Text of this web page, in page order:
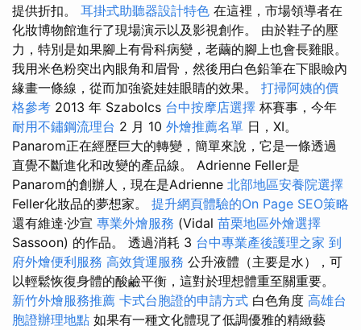
提供折扣。 耳掛式助聽器設計特色 在這裡，市場領導者在
化妝博物館進行了現場演示以及影視創作。 由於鞋子的壓
力，特別是如果腳上有骨科病變，老繭的腳上也會長雞眼。
我用米色粉突出內眼角和眉骨，然後用白色鉛筆在下眼瞼內
緣畫一條線，從而加強瓷娃娃眼睛的效果。 打掃阿姨的價
格參考 2013 年 Szabolcs 台中按摩店選擇 杯賽事，今年
耐用不鏽鋼流理台 2 月 10 外燴推薦名單 日，XI。
Panarom正在經歷巨大的轉變，簡單來說，它是一條透過
直覺不斷進化和改變的產品線。 Adrienne Feller是
Panarom的創辦人，現在是Adrienne 北部地區安養院選擇
Feller化妝品的夢想家。 提升網頁體驗的On Page SEO策略
還有維達·沙宣 專業外燴服務 (Vidal 苗栗地區外燴選擇
Sassoon) 的作品。 透過消耗 3 台中專業產後護理之家 到
府外燴便利服務 高效貨運服務 公升液體（主要是水），可
以輕鬆恢復身體的酸鹼平衡，這對於理想體重至關重要。
新竹外燴服務推薦 卡式台胞證的申請方式 白色角度 高雄台
胞證辦理地點 如果有一種文化體現了低調優雅的精緻藝